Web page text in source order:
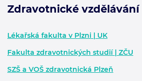
Zdravotnické vzdělávání
Lékařská fakulta v Plzni | UK
Fakulta zdravotnických studií | ZČU
SZŠ a VOŠ zdravotnická Plzeň